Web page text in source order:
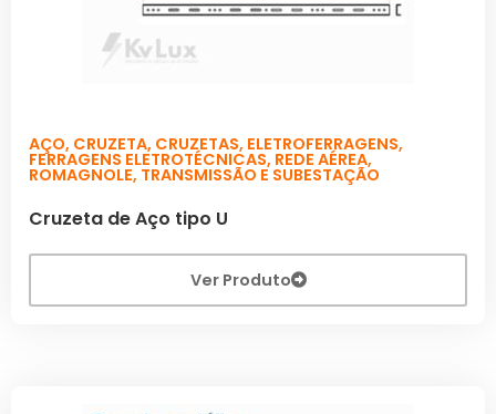
AÇO, CRUZETA, CRUZETAS, ELETROFERRAGENS,
FERRAGENS ELETROTÉCNICAS, REDE AÉREA,
ROMAGNOLE, TRANSMISSÃO E SUBESTAÇÃO
Cruzeta de Aço tipo U
Ver Produto